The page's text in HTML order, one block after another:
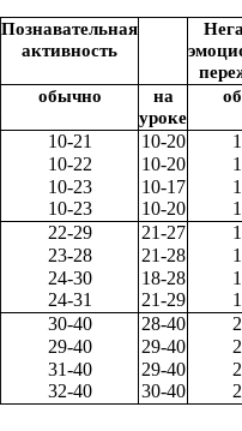
Познавательная
активность
обычно
на
уроке
10-21
10-22
10-23
10-23
10-20
10-20
10-17
10-20
22-29
23-28
24-30
24-31
21-27
21-28
18-28
21-29
30-40
29-40
31-40
32-40
28-40
29-40
29-40
30-40